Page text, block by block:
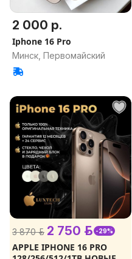
2 000 р.
Iphone 16 Pro
Минск, Первомайский
3 870 р. 2 750 р. -29%
APPLE IPHONE 16 PRO